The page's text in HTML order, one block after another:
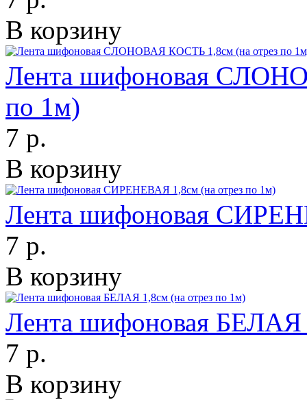
В корзину
Лента шифоновая
по 1м)
7 р.
В корзину
Лента шифоновая
7 р.
В корзину
Лента шифоновая БЕЛАЯ
7 р.
В корзину